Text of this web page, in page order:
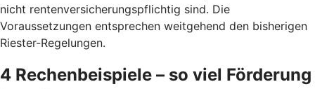
nicht rentenversicherungspflichtig sind. Die
Voraussetzungen entsprechen weitgehend den bisherigen
Riester-Regelungen.
4 Rechenbeispiele – so viel Förderung